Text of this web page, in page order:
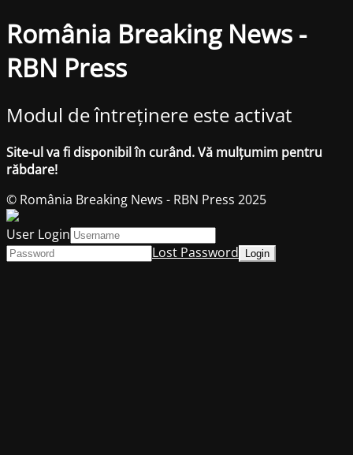
România Breaking News -
RBN Press
Modul de întreținere este activat
Site-ul va fi disponibil în curând. Vă mulțumim pentru
răbdare!
© România Breaking News - RBN Press 2025
User Login
Lost Password